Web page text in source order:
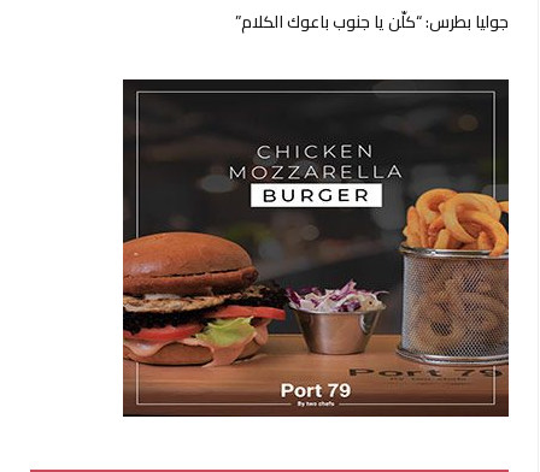
جوليا بطرس: “كلّن يا جنوب باعوك الكلام”